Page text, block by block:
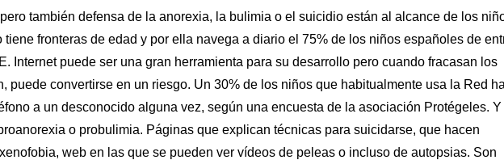
también defensa de la anorexia, la bulimia o el suicidio están al alcance de los
tiene fronteras de edad y por ella navega a diario el 75% de los niños españoles de
Internet puede ser una gran herramienta para su desarrollo pero cuando fracasan los
puede convertirse en un riesgo. Un 30% de los niños que habitualmente usa la Red ha
a un desconocido alguna vez, según una encuesta de la asociación Protégeles. Y
o probulimia. Páginas que explican técnicas para suicidarse, que hacen
web en las que se pueden ver vídeos de peleas o incluso de autopsias. Son